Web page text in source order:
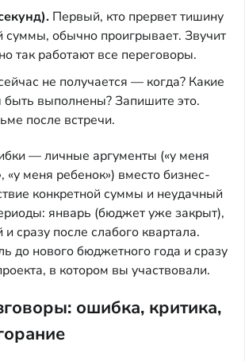
Первый, кто прервет тишину
суммы, обычно проигрывает. Звучит
так работают все переговоры.
не получается — когда? Какие
выполнены? Запишите это.
после встречи.
— личные аргументы («у меня
«у меня ребенок») вместо бизнес-
конкретной суммы и неудачный
январь (бюджет уже закрыт),
сразу после слабого квартала.
до нового бюджетного года и сразу
в котором вы участвовали.
ошибка, критика,